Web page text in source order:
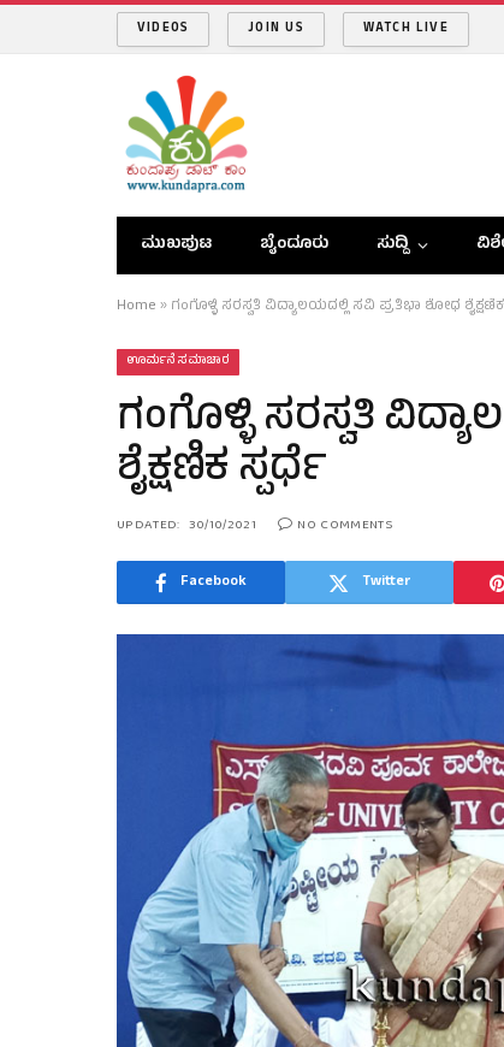
VIDEOS JOIN US WATCH LIVE
ಮುಖಪುಟ ಬೈಂದೂರು ಸುದ್ದಿ
Home » ಗಂಗೊಳ್ಳಿ ಸರಸ್ವತಿ ವಿದ್ಯಾಲಯದಲ್ಲಿ ಸವಿ ಪ್ರತಿಭಾ ಶೋಧ
ಊರ್ಮನೆ ಸಮಾಚಾರ
ಗಂಗೊಳ್ಳಿ ಸರಸ್ವತಿ
ಶೈಕ್ಷಣಿಕ ಸ್ಪರ್ಧೆ
UPDATED: 30/10/2021 NO COMMENTS
Facebook Twitter